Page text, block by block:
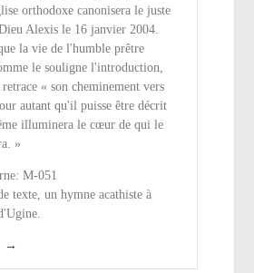
orthodoxe canonisera le juste
Alexis le 16 janvier 2004.
la vie de l'humble prêtre
le souligne l'introduction,
« son cheminement vers
autant qu'il puisse être décrit
illuminera le cœur de qui le
»
M-051
texte, un hymne acathiste à
→